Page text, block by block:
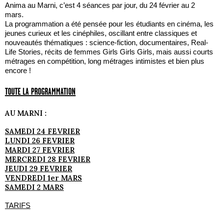
Anima au Marni, c’est 4 séances par jour, du 24 février au 2
mars.
La programmation a été pensée pour les étudiants en cinéma, les
jeunes curieux et les cinéphiles, oscillant entre classiques et
nouveautés thématiques : science-fiction, documentaires, Real-
Life Stories, récits de femmes Girls Girls Girls, mais aussi courts
métrages en compétition, long métrages intimistes et bien plus
encore !
TOUTE LA PROGRAMMATION
AU MARNI :
SAMEDI 24 FEVRIER
LUNDI 26 FEVRIER
MARDI 27 FEVRIER
MERCREDI 28 FEVRIER
JEUDI 29 FEVRIER
VENDREDI 1er MARS
SAMEDI 2 MARS
TARIFS